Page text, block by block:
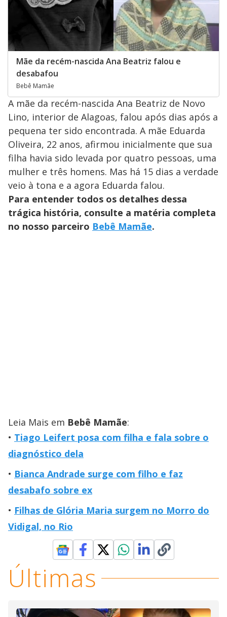
Mãe da recém-nascida Ana Beatriz falou e
desabafou
Bebê Mamãe
A mãe da recém-nascida Ana Beatriz de Novo
Lino, interior de Alagoas, falou após dias após a
pequena ter sido encontrada. A mãe Eduarda
Oliveira, 22 anos, afirmou inicialmente que sua
filha havia sido levada por quatro pessoas, uma
mulher e três homens. Mas há 15 dias a verdade
veio à tona e a agora Eduarda falou.
Para entender todos os detalhes dessa
trágica história, consulte a matéria completa
no nosso parceiro Bebê Mamãe.
Leia Mais em Bebê Mamãe:
Tiago Leifert posa com filha e fala sobre o
diagnóstico dela
Bianca Andrade surge com filho e faz
desabafo sobre ex
Filhas de Glória Maria surgem no Morro do
Vidigal, no Rio
Últimas